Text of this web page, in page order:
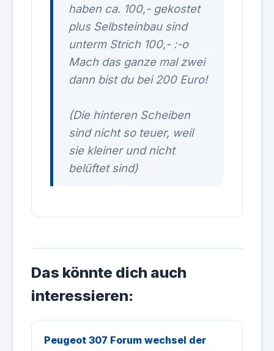
haben ca. 100,- gekostet
plus Selbsteinbau sind
unterm Strich 100,- :-o
Mach das ganze mal zwei
dann bist du bei 200 Euro!
(Die hinteren Scheiben
sind nicht so teuer, weil
sie kleiner und nicht
belüftet sind)
Das könnte dich auch
interessieren:
Peugeot 307 Forum wechsel der